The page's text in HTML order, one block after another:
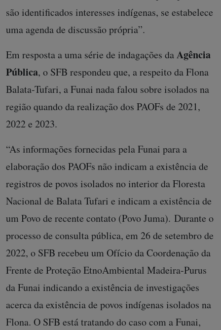
são identificados interesses indígenas, se estabelece
uma agenda de discussão própria”.
Em resposta a uma série de indagações daAgência
Pública, o SFB respondeu que, a respeito da Flona
Balata-Tufari, a Funai nada falou sobre isolados na
região quando da realização dos PAOFs de 2021,
2022 e 2023.
“As informações fornecidas pela Funai para a
elaboração dos PAOFs não indicam a existência de
registros de povos isolados no interior da Floresta
Nacional de Balata Tufari e indicam a existência de
um Povo de recente contato (Povo Juma). Durante o
processo de consulta pública, em 26 de setembro de
2022, o SFB recebeu um Ofício da Coordenação da
Frente de Proteção EtnoAmbiental Madeira-Purus
da Funai indicando a existência de investigações
acerca da existência de povos indígenas isolados na
Flona. O SFB está tratando do caso com a Funai,